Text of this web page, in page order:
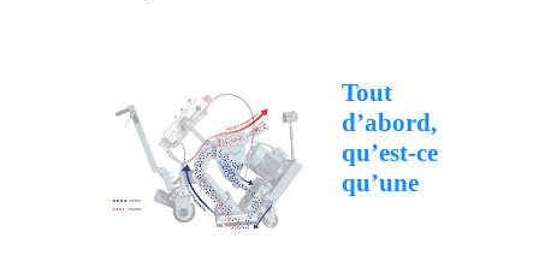
Tout
d’abord,
qu’est-ce
qu’une